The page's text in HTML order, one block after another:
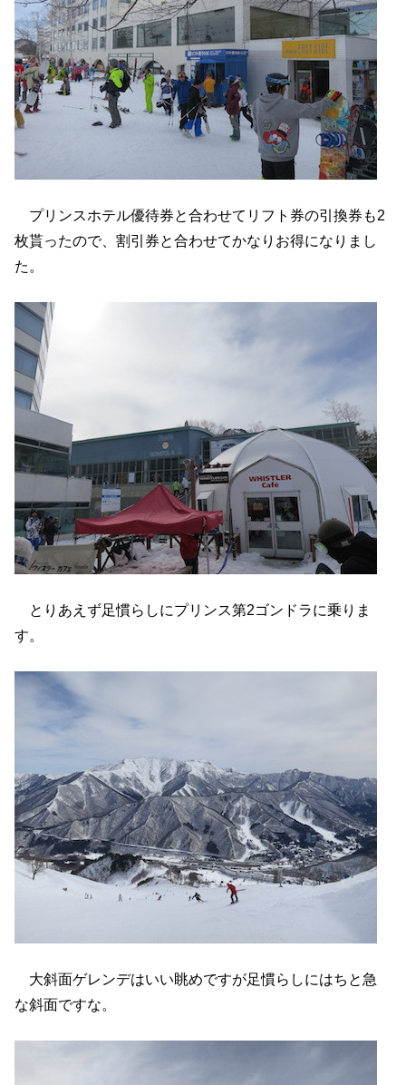
プリンスホテル優待券と合わせてリフト券の引換券も2
枚貰ったので、割引券と合わせてかなりお得になりまし
た。
とりあえず足慣らしにプリンス第2ゴンドラに乗りま
す。
大斜面ゲレンデはいい眺めですが足慣らしにはちと急
な斜面ですな。